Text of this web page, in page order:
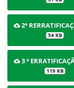
2ª RERRATIFICAÇÃO DO EDITAL DE ABERTURA
54 KB
3 ª ERRATIFICAÇÃO DO EDITAL DE ABERTURA
119 KB